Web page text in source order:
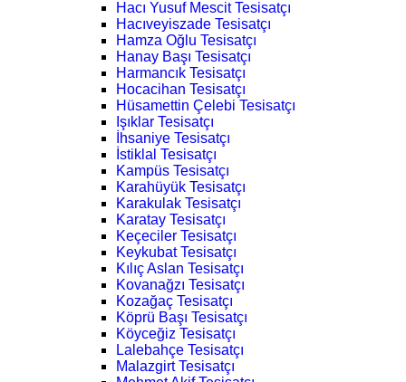
Hacı Yusuf Mescit Tesisatçı
Hacıveyiszade Tesisatçı
Hamza Oğlu Tesisatçı
Hanay Başı Tesisatçı
Harmancık Tesisatçı
Hocacihan Tesisatçı
Hüsamettin Çelebi Tesisatçı
Işıklar Tesisatçı
İhsaniye Tesisatçı
İstiklal Tesisatçı
Kampüs Tesisatçı
Karahüyük Tesisatçı
Karakulak Tesisatçı
Karatay Tesisatçı
Keçeciler Tesisatçı
Keykubat Tesisatçı
Kılıç Aslan Tesisatçı
Kovanağzı Tesisatçı
Kozağaç Tesisatçı
Köprü Başı Tesisatçı
Köyceğiz Tesisatçı
Lalebahçe Tesisatçı
Malazgirt Tesisatçı